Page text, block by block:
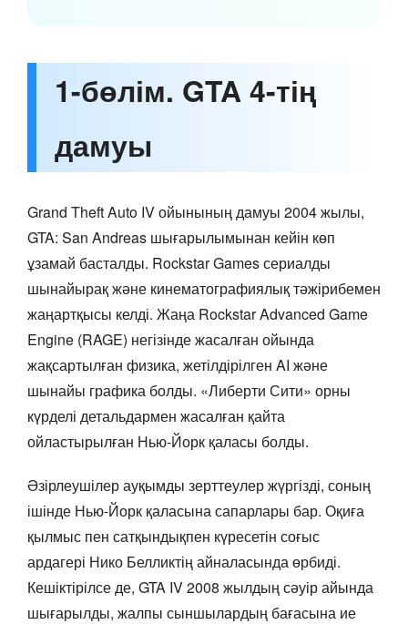
1-бөлім. GTA 4-тің
дамуы
Grand Theft Auto IV ойынының дамуы 2004 жылы,
GTA: San Andreas шығарылымынан кейін көп
ұзамай басталды. Rockstar Games сериалды
шынайырақ және кинематографиялық тәжірибемен
жаңартқысы келді. Жаңа Rockstar Advanced Game
Engine (RAGE) негізінде жасалған ойында
жақсартылған физика, жетілдірілген AI және
шынайы графика болды. «Либерти Сити» орны
күрделі детальдармен жасалған қайта
ойластырылған Нью-Йорк қаласы болды.
Әзірлеушілер ауқымды зерттеулер жүргізді, соның
ішінде Нью-Йорк қаласына сапарлары бар. Оқиға
қылмыс пен сатқындықпен күресетін соғыс
ардагері Нико Белликтің айналасында өрбиді.
Кешіктірілсе де, GTA IV 2008 жылдың сәуір айында
шығарылды, жалпы сыншылардың бағасына ие